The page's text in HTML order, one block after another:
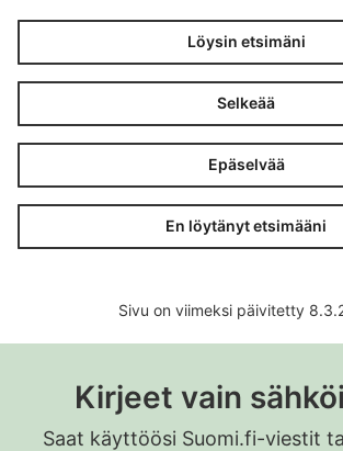
Löysin etsimäni
Selkeää
Epäselvää
En löytänyt etsimääni
Sivu on viimeksi päivitetty
Kirjeet vain
Saat käyttöösi Suomi.fi-viestit